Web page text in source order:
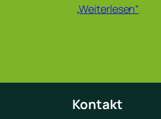
„Weiterlesen“
Kontakt